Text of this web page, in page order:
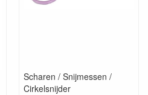
Scharen / Snijmessen /
Cirkelsnijder